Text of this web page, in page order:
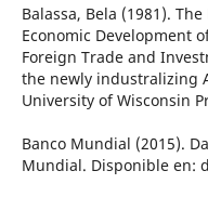
Balassa, Bela (1981).
Economic Development
Foreign Trade and
the newly industralizing
University of Wisconsin
Banco Mundial (2015).
Mundial. Disponible en: